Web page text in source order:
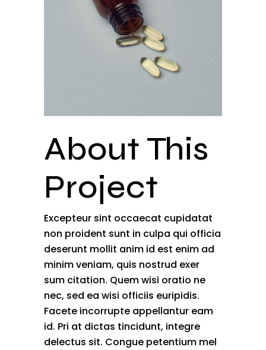
About This
Project
Excepteur sint occaecat cupidatat
non proident sunt in culpa qui officia
deserunt mollit anim id est enim ad
minim veniam, quis nostrud exer
sum citation. Quem wisi oratio ne
nec, sed ea wisi officiis euripidis.
Facete incorrupte appellantur eam
id. Pri at dictas tincidunt, integre
delectus sit. Congue petentium mel